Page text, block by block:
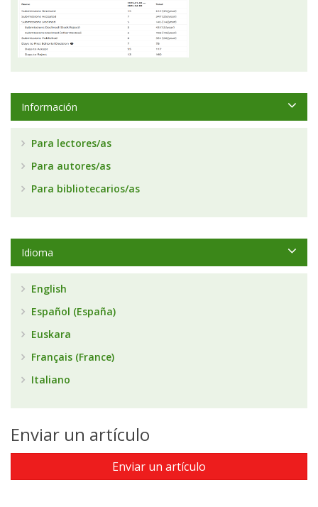
Información
Para lectores/as
Para autores/as
Para bibliotecarios/as
Idioma
English
Español (España)
Euskara
Français (France)
Italiano
Enviar un artículo
Enviar un artículo